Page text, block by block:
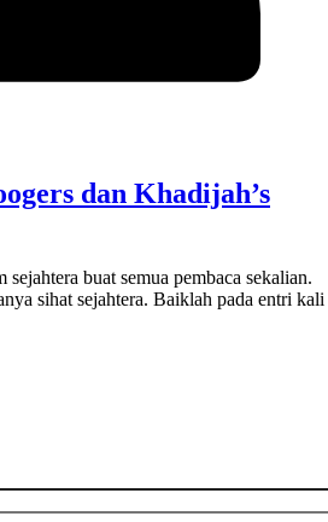
dan Khadijah’s
buat semua pembaca sekalian.
sihat sejahtera. Baiklah pada entri kali